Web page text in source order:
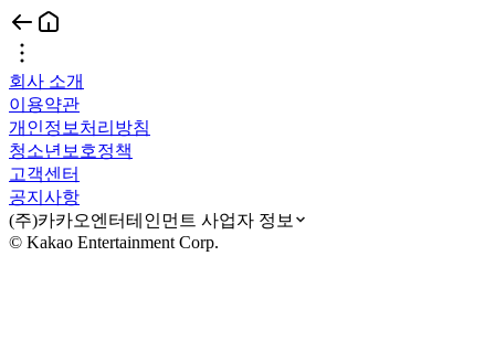
회사 소개
이용약관
개인정보처리방침
청소년보호정책
고객센터
공지사항
(주)카카오엔터테인먼트 사업자 정보
© Kakao Entertainment Corp.